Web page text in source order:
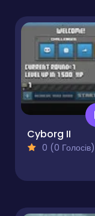
Cyborg II
0 (0 Голосів)